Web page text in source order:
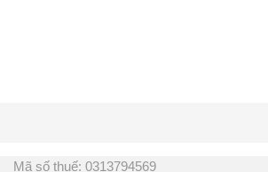
Mã số thuế: 0313794569